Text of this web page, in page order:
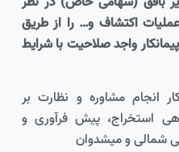
اکتشاف و… را از طریق
واجد صلاحیت با شرایط
انجام مشاوره و نظارت بر
استخراج، پیش فرآوری و
شمالی و میشدوان